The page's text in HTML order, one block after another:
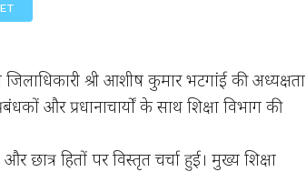
श्री आशीष कुमार भटगांई की अध्यक्षता
और प्रधानाचार्यों के साथ शिक्षा विभाग की
छात्र हितों पर विस्तृत चर्चा हुई। मुख्य शिक्षा